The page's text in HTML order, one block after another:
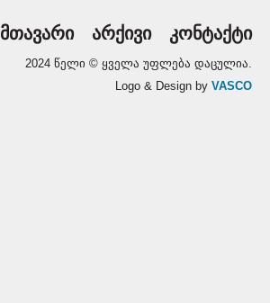
მთავარი არქივი კონტაქტი
2024 წელი © ყველა უფლება დაცულია.
Logo & Design by VASCO